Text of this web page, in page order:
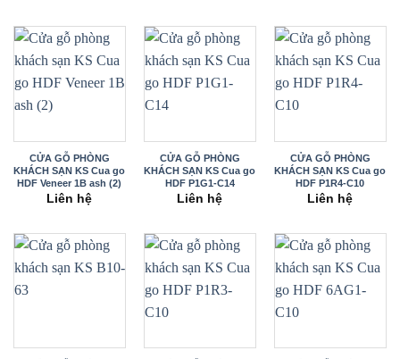
CỬA GỖ PHÒNG
KHÁCH SẠN KS Cua go
HDF Veneer 1B ash (2)
Liên hệ
CỬA GỖ PHÒNG
KHÁCH SẠN KS Cua go
HDF P1G1-C14
Liên hệ
CỬA GỖ PHÒNG
KHÁCH SẠN KS Cua go
HDF P1R4-C10
Liên hệ